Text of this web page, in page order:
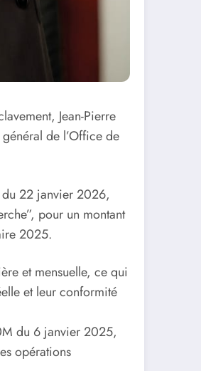
Jean-Pierre
de l’Office de
22 janvier 2026,
pour un montant
2025.
et mensuelle, ce qui
et leur conformité
du 6 janvier 2025,
opérations